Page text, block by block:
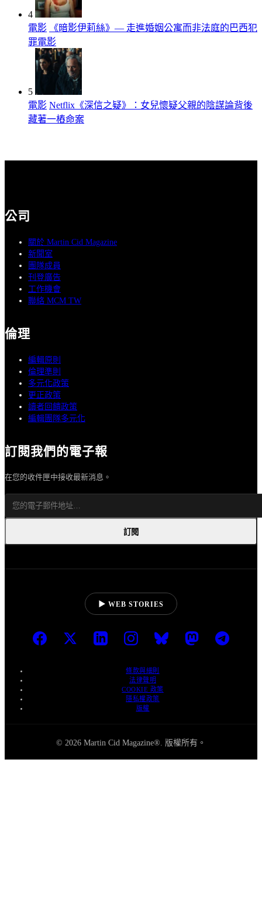
4
電影
《暗影伊莉絲》— 走進婚姻公寓而非法庭的巴西犯
罪電影
5
電影 Netflix《深信之疑》：女兒懷疑父親的陰謀論背後
藏著一樁命案
公司
關於 Martin Cid Magazine
新聞室
團隊成員
刊登廣告
工作機會
聯絡 MCM TW
倫理
編輯原則
倫理準則
多元化政策
更正政策
讀者回饋政策
編輯團隊多元化
訂閱我們的電子報
在您的收件匣中接收最新消息。
訂閱
▶ WEB STORIES
條款與細則
法律聲明
COOKIE 政策
隱私權政策
版權
© 2026 Martin Cid Magazine®. 版權所有。